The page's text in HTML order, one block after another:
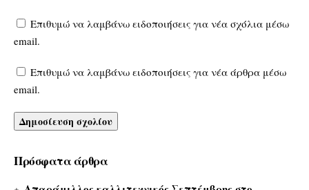
Επιθυμώ να λαμβάνω ειδοποιήσεις για νέα σχόλια μέσω
email.
Επιθυμώ να λαμβάνω ειδοποιήσεις για νέα άρθρα μέσω
email.
Πρόσφατα άρθρα